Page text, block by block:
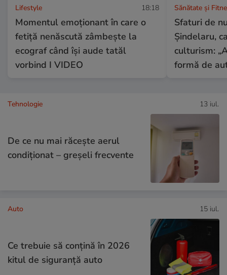
Lifestyle 18:18
Momentul emoționant în care o
fetiță nenăscută zâmbește la
ecograf când își aude tatăl
vorbind I VIDEO
Sănătate și
Sfaturi de
Șindelaru,
culturism:
formă de
Tehnologie 13 iul.
De ce nu mai răcește aerul
condiționat – greșeli frecvente
Auto 15 iul.
Ce trebuie să conţină în 2026
kitul de siguranţă auto